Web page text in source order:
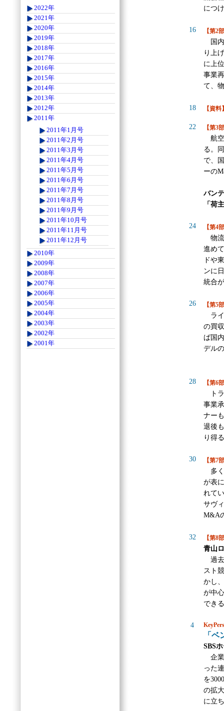
につ
16 【第2
国内
り上
に上
事業
て、
18 【資
22 【第3
航空
る。
で、
ーの
バン
「荷
24 【第4
物流
進め
ドや
ンに
統合
26 【第5
ライ
の買
ば国
デル
28 【第6
トラ
事業
ナー
退後
り得
30 【第7
多く
が表
れて
サヴ
M&A
32 【第8
青山
過去
スト
かし
が中
でき
4
「
SBS
企業
った
を
の拡
に立
2022年
2021年
2020年
2019年
2018年
2017年
2016年
2015年
2014年
2013年
2012年
2011年
2011年1月号
2011年2月号
2011年3月号
2011年4月号
2011年5月号
2011年6月号
2011年7月号
2011年8月号
2011年9月号
2011年10月号
2011年11月号
2011年12月号
2010年
2009年
2008年
2007年
2006年
2005年
2004年
2003年
2002年
2001年